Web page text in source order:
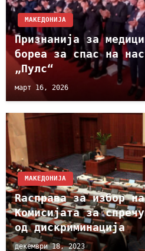
МАКЕДОНИЈА
Признанија за
бореа за спас на
„Пулс“
март 16, 2026
МАКЕДОНИЈА
Rасправа за избор
Комисијата за
од дискриминација
декември 18, 2023